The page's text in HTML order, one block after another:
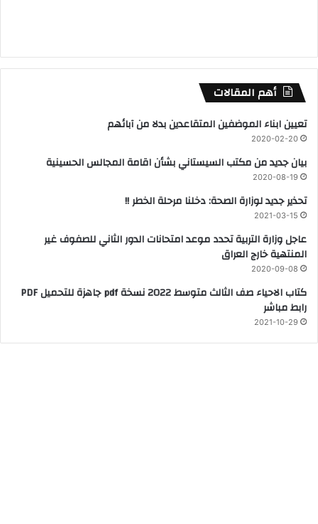
أهم المقالات
تعيين ابناء الموضفين المتقاعدين بدلا من آبائهم
2020-02-20
بيان جديد من مكتب السيستاني بشأن اقامة المجالس الحسينية
2020-08-19
تحذير جديد لوزارة الصحة: دخلنا مرحلة الخطر !!
2021-03-15
عاجل وزارة التربية تحدد موعد امتحانات الدور الثاني للصفوف غير
المنتهية خارج العراق
2020-09-08
كتاب الاحياء صف الثالث متوسط 2022 نسخة pdf جاهزة للتحميل PDF
رابط مباشر
2021-10-29